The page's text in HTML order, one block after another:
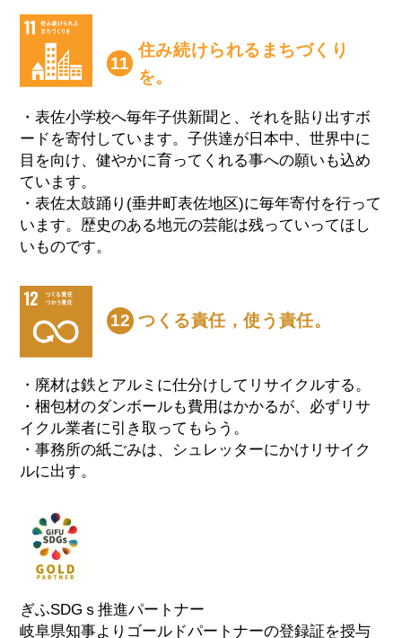
11
住み続けられるまちづくり
を。
・表佐小学校へ毎年子供新聞と、それを貼り出すボ
ードを寄付しています。子供達が日本中、世界中に
目を向け、健やかに育ってくれる事への願いも込め
ています。
・表佐太鼓踊り(垂井町表佐地区)に毎年寄付を行って
います。歴史のある地元の芸能は残っていってほし
いものです。
12 つくる責任，使う責任。
・廃材は鉄とアルミに仕分けしてリサイクルする。
・梱包材のダンボールも費用はかかるが、必ずリサ
イクル業者に引き取ってもらう。
・事務所の紙ごみは、シュレッターにかけリサイク
ルに出す。
ぎふSDGｓ推進パートナー
岐阜県知事よりゴールドパートナーの登録証を授与